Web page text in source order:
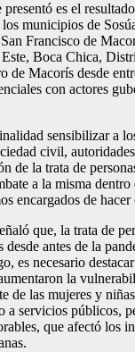
es el
municipios de
Francisco de
Boca Chica,
de Macorís desde
con actores
sensibilizar a
civil,
de la trata de
a la misma dentro
encargados de
que, la trata de
desde antes de la
es necesario
la
de las mujeres y
a servicios públicos,
que afectó los